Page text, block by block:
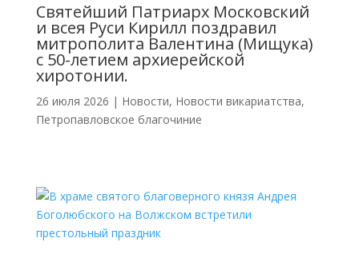
Святейший Патриарх Московский
и всея Руси Кирилл поздравил
митрополита Валентина (Мищука)
с 50-летием архиерейской
хиротонии.
26 июля 2026 | Новости, Новости викариатства,
Петропавловское благочиние